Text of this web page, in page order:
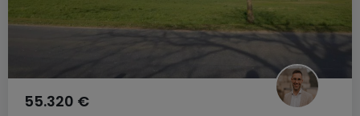
55.320 €